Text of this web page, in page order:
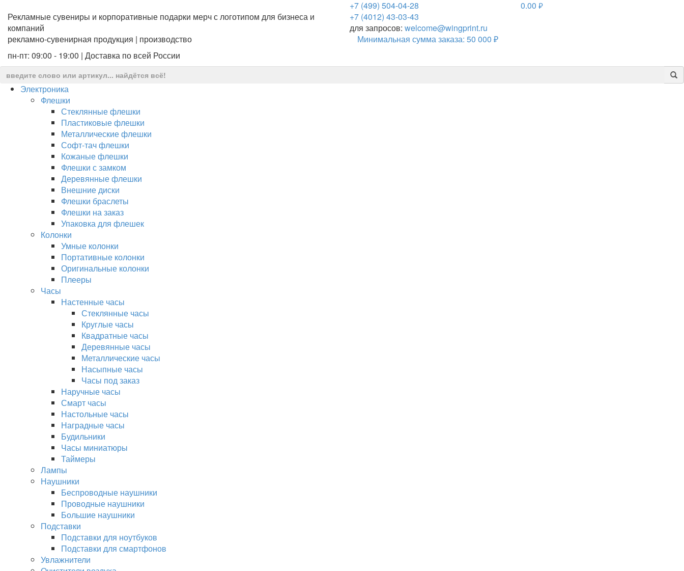
Рекламные сувениры и корпоративные подарки мерч с логотипом для бизнеса и
компаний
рекламно-сувенирная продукция | производство
пн-пт: 09:00 - 19:00 | Доставка по всей России
+7 (499) 504-04-28
+7 (4012) 43-03-43
для запросов: welcome@wingprint.ru
Минимальная сумма заказа: 50 000 ₽
0.00 руб.
Электроника
Флешки
Стеклянные флешки
Пластиковые флешки
Металлические флешки
Софт-тач флешки
Кожаные флешки
Флешки с замком
Деревянные флешки
Внешние диски
Флешки браслеты
Флешки на заказ
Упаковка для флешек
Колонки
Умные колонки
Портативные колонки
Оригинальные колонки
Плееры
Часы
Настенные часы
Стеклянные часы
Круглые часы
Квадратные часы
Деревянные часы
Металлические часы
Насыпные часы
Часы под заказ
Наручные часы
Смарт часы
Настольные часы
Наградные часы
Будильники
Часы миниатюры
Таймеры
Лампы
Наушники
Беспроводные наушники
Проводные наушники
Большие наушники
Подставки
Подставки для ноутбуков
Подставки для смартфонов
Увлажнители